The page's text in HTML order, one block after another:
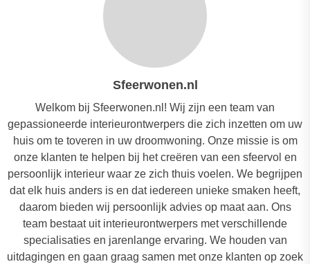
Sfeerwonen.nl
Welkom bij Sfeerwonen.nl! Wij zijn een team van
gepassioneerde interieurontwerpers die zich inzetten om uw
huis om te toveren in uw droomwoning. Onze missie is om
onze klanten te helpen bij het creëren van een sfeervol en
persoonlijk interieur waar ze zich thuis voelen. We begrijpen
dat elk huis anders is en dat iedereen unieke smaken heeft,
daarom bieden wij persoonlijk advies op maat aan. Ons
team bestaat uit interieurontwerpers met verschillende
specialisaties en jarenlange ervaring. We houden van
uitdagingen en gaan graag samen met onze klanten op zoek